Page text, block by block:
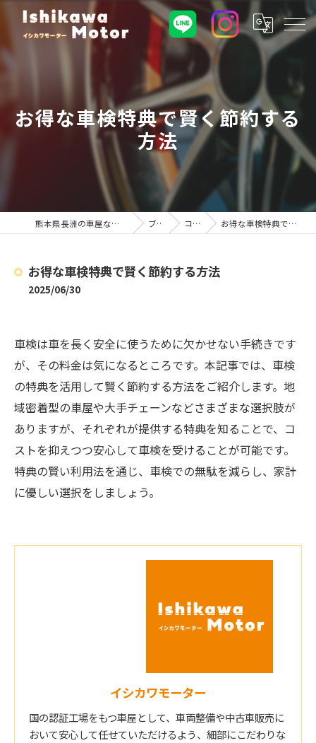
お得な車検特典で賢く節約する
方法
熊本県長洲の車屋ならイシカワモーター ブログ コラム お得な車検特典で賢く節約する方法
お得な車検特典で賢く節約する方法
2025/06/30
車検は車を長く安全に使うために欠かせない手続きです
が、その料金は気になるところです。本記事では、車検
の特典を活用して賢く節約する方法をご紹介します。地
域密着型の車屋や大手チェーンなどさまざまな選択肢が
ありますが、それぞれが提供する特典を知ることで、コ
ストを抑えつつ安心して車検を受けることが可能です。
特典の賢い利用法を通じ、車検での無駄を減らし、家計
に優しい選択をしましょう。
イシカワモーター
国の認証工場をもつ車屋として、車両整備や中古車販売に
おいて安心して任せていただけるよう、細部にこだわりな